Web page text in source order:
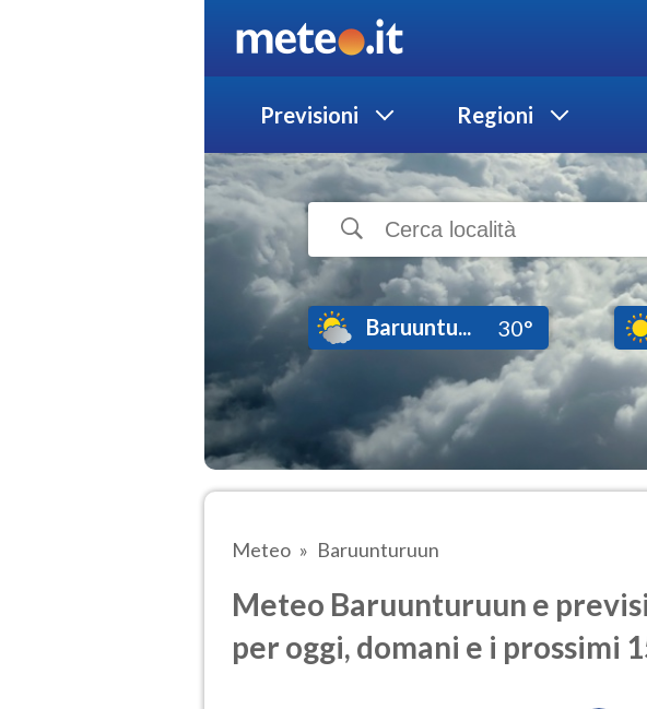
Previsioni Regioni
Baruuntu... 30°
Meteo Baruunturuun
Meteo Baruunturuun e
per oggi, domani e i prossimi